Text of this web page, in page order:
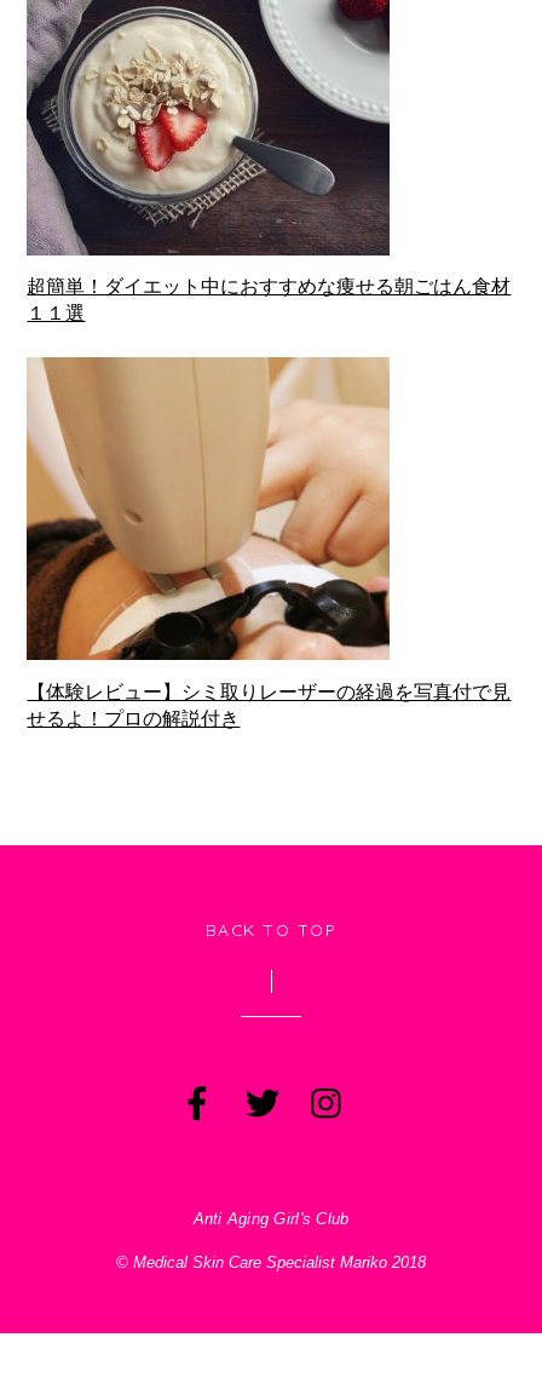
超簡単！ダイエット中におすすめな痩せる朝ごはん食材
１１選
【体験レビュー】シミ取りレーザーの経過を写真付で見
せるよ！プロの解説付き
BACK TO TOP
Anti Aging Girl's Club
© Medical Skin Care Specialist Mariko 2018